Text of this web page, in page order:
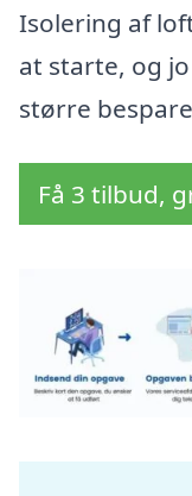
Isolering af
at starte, og
større
Få 3 tilbud,